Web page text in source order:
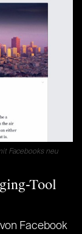
Facebooks neu
Tool
Facebook